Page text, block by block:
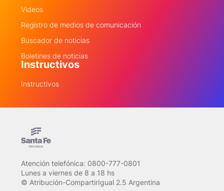
Videos
Registro de medios de comunicación
Buscador de noticias
Boletines de noticias
Instructivos
Instructivos
Atención telefónica: 0800-777-0801
Lunes a viernes de 8 a 18 hs
© Atribución-CompartirIgual 2.5 Argentina